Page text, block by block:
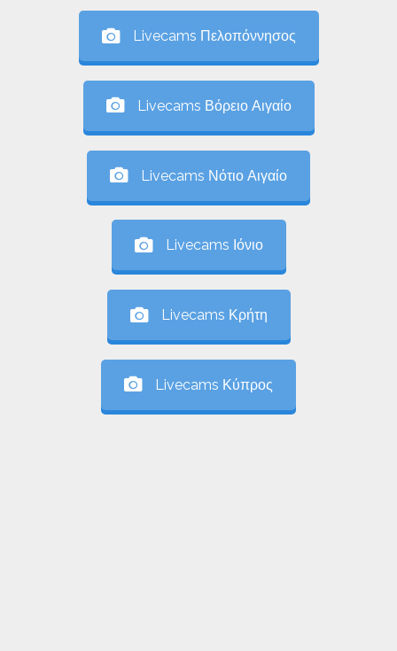
Livecams Πελοπόννησος
Livecams Βόρειο Αιγαίο
Livecams Νότιο Αιγαίο
Livecams Ιόνιο
Livecams Κρήτη
Livecams Κύπρος